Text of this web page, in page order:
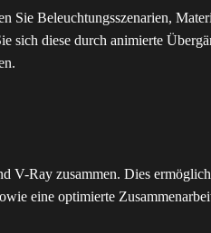
Sie Beleuchtungsszenarien,
sich diese durch animierte
V-Ray zusammen. Dies
eine optimierte